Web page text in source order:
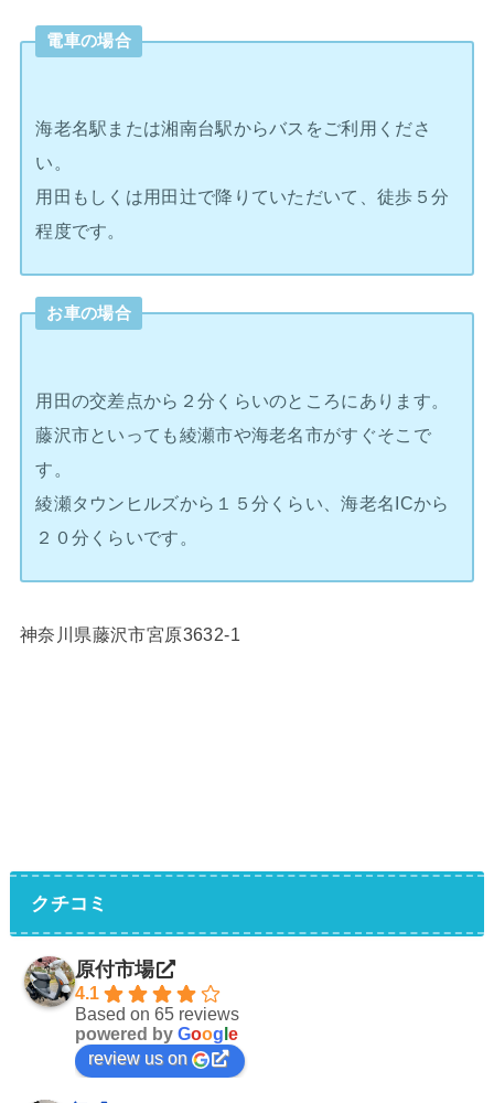
電車の場合
海老名駅または湘南台駅からバスをご利用くださ
い。
用田もしくは用田辻で降りていただいて、徒歩５分
程度です。
お車の場合
用田の交差点から２分くらいのところにあります。
藤沢市といっても綾瀬市や海老名市がすぐそこで
す。
綾瀬タウンヒルズから１５分くらい、海老名ICから
２０分くらいです。
神奈川県藤沢市宮原3632-1
クチコミ
原付市場
4.1
Based on 65 reviews
powered by Goog e
review us on